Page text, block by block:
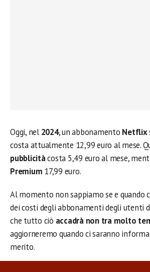
Oggi, nel 2024, un abbonamento Netflix
costa attualmente 12,99 euro al mese.
pubblicitàcosta 5,49 euro al mese,
Premium 17,99 euro.
Al momento non sappiamo se e quando
dei costi degli abbonamenti degli utenti
che tutto ciò accadrà non tra molto
aggiorneremo quando ci saranno
merito.